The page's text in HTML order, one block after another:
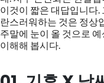
이것이 짧은 대답입니다.
란스러워하는 것은 정상
주말에 눈이 올 것으로
이해해 봅시다.